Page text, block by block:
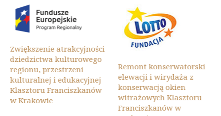
Zwiększenie atrakcyjności
dziedzictwa kulturowego
regionu, przestrzeni
kulturalnej i edukacyjnej
Klasztoru Franciszkanów
w Krakowie
Remont konserwatorski
elewacji i wirydaża z
konserwacją okien
witrażowych Klasztoru
Franciszkanów w